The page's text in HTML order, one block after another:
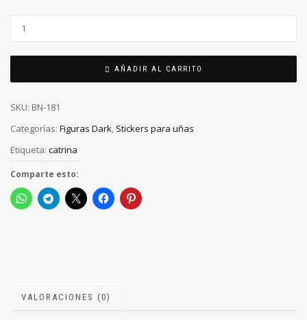
AÑADIR AL CARRITO
SKU: BN-181
Categorías: Figuras Dark, Stickers para uñas
Etiqueta: catrina
Comparte esto:
VALORACIONES (0)